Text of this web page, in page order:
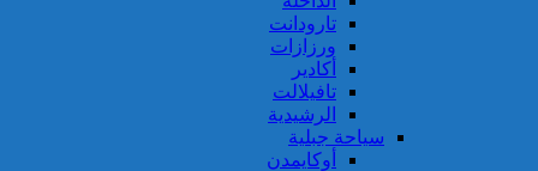
تارودانت
ورزازات
أكادير
تافيلالت
الرشيدية
سياحة جبلية
أوكايمدن